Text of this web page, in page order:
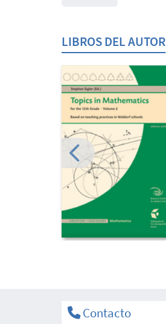
LIBROS DEL AUTOR
Contacto